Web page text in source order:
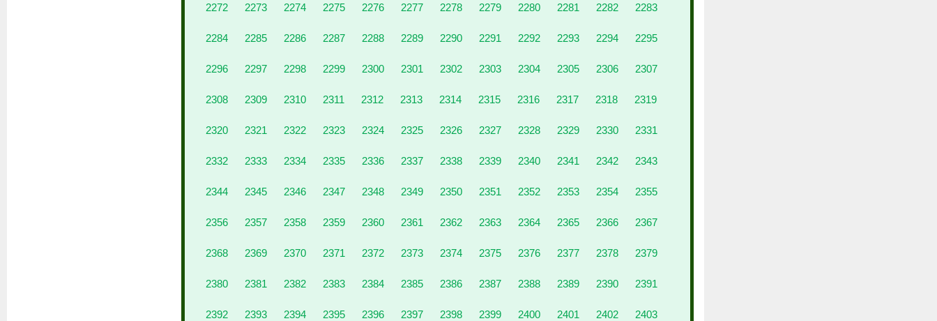
2272 2273 2274 2275 2276 2277 2278 2279 2280 2281 2282 2283
2284 2285 2286 2287 2288 2289 2290 2291 2292 2293 2294 2295
2296 2297 2298 2299 2300 2301 2302 2303 2304 2305 2306 2307
2308 2309 2310 2311 2312 2313 2314 2315 2316 2317 2318 2319
2320 2321 2322 2323 2324 2325 2326 2327 2328 2329 2330 2331
2332 2333 2334 2335 2336 2337 2338 2339 2340 2341 2342 2343
2344 2345 2346 2347 2348 2349 2350 2351 2352 2353 2354 2355
2356 2357 2358 2359 2360 2361 2362 2363 2364 2365 2366 2367
2368 2369 2370 2371 2372 2373 2374 2375 2376 2377 2378 2379
2380 2381 2382 2383 2384 2385 2386 2387 2388 2389 2390 2391
2392 2393 2394 2395 2396 2397 2398 2399 2400 2401 2402 2403